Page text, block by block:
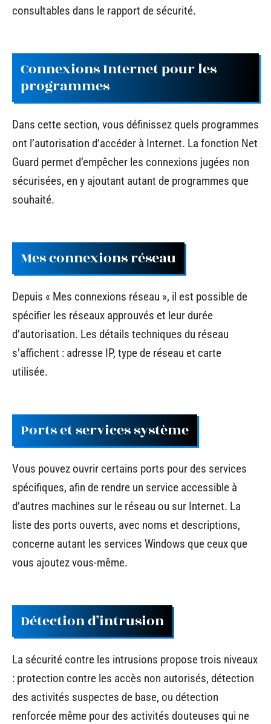
consultables dans le rapport de sécurité.
Connexions Internet pour les
programmes
Dans cette section, vous définissez quels programmes
ont l’autorisation d’accéder à Internet. La fonction Net
Guard permet d’empêcher les connexions jugées non
sécurisées, en y ajoutant autant de programmes que
souhaité.
Mes connexions réseau
Depuis « Mes connexions réseau », il est possible de
spécifier les réseaux approuvés et leur durée
d’autorisation. Les détails techniques du réseau
s’affichent : adresse IP, type de réseau et carte
utilisée.
Ports et services système
Vous pouvez ouvrir certains ports pour des services
spécifiques, afin de rendre un service accessible à
d’autres machines sur le réseau ou sur Internet. La
liste des ports ouverts, avec noms et descriptions,
concerne autant les services Windows que ceux que
vous ajoutez vous-même.
Détection d’intrusion
La sécurité contre les intrusions propose trois niveaux
: protection contre les accès non autorisés, détection
des activités suspectes de base, ou détection
renforcée même pour des activités douteuses qui ne